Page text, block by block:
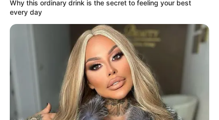
Why this ordinary drink is the secret to feeling your best
every day